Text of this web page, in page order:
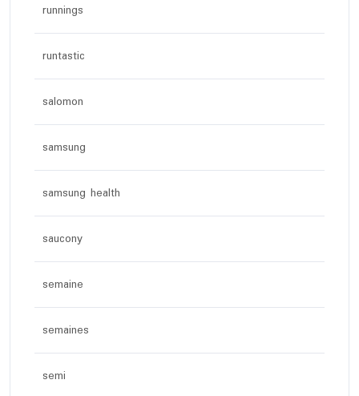
runnings
runtastic
salomon
samsung
samsung health
saucony
semaine
semaines
semi